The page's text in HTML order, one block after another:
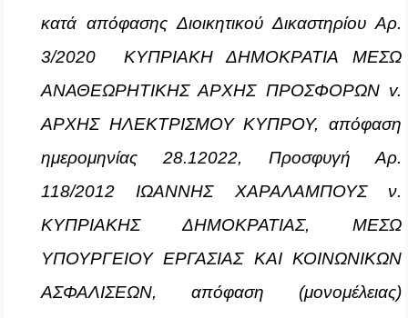
κατά απόφασης Διοικητικού Δικαστηρίου Αρ.
3/2020 ΚΥΠΡΙΑΚΗ ΔΗΜΟΚΡΑΤΙΑ ΜΕΣΩ
ΑΝΑΘΕΩΡΗΤΙΚΗΣ ΑΡΧΗΣ ΠΡΟΣΦΟΡΩΝ v.
ΑΡΧΗΣ ΗΛΕΚΤΡΙΣΜΟΥ ΚΥΠΡΟΥ, απόφαση
ημερομηνίας 28.12022, Προσφυγή Αρ.
118/2012 ΙΩΑΝΝΗΣ ΧΑΡΑΛΑΜΠΟΥΣ ν.
ΚΥΠΡΙΑΚΗΣ ΔΗΜΟΚΡΑΤΙΑΣ, ΜΕΣΩ
ΥΠΟΥΡΓΕΙΟΥ ΕΡΓΑΣΙΑΣ ΚΑΙ ΚΟΙΝΩΝΙΚΩΝ
ΑΣΦΑΛΙΣΕΩΝ, απόφαση (μονομέλειας)